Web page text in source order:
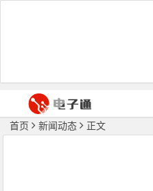
首页 新闻动态 正文